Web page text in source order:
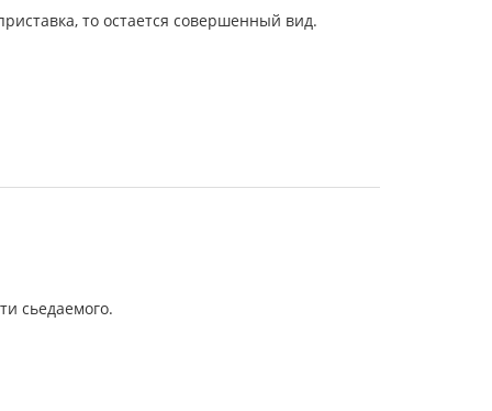
то остается совершенный вид.
сьедаемого.